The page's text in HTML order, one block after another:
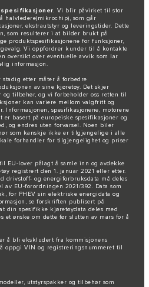
Vi blir påvirket til stor
halvledere(mikrochip), som går
ekstrautstyr og leveringstider. Dette
som resulterer i at bilder brukt på
produktspesifikasjonene for funksjoner,
Vi oppfordrer kunder til å kontakte
oversikt over eventuelle avvik som lar
informasjon.
stadig etter måter å forbedre
av sine kjøretøy. Det skjer
tilbehør, og vi forbeholder oss retten til
kan variere mellom valgfritt og
Informasjonen, spesifikasjonene, motorene
er basert på europeiske spesifikasjoner og
og endres uten forvarsel. Noen biler
som kanskje ikke er tilgjengelige i alle
forhandler for tilgjengelighet og priser
EU-lover pålagt å samle inn og avdekke
registrert den 1. januar 2021 eller etter.
drivstoff- og energiforbruksdata må deles
av EU-forordningen 2021/392. Data som
for PHEV sin elektriske energidata og
se forskriften publisert på
din spesifikke kjøretøydata deles med
et ønske om dette før slutten av mars for å
å bli ekskludert fra kommisjonens
oppgi VIN og registreringsnummeret til
utstyrspakker og tilbehør som